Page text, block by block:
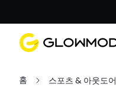
홈 스포츠 & 아웃도어